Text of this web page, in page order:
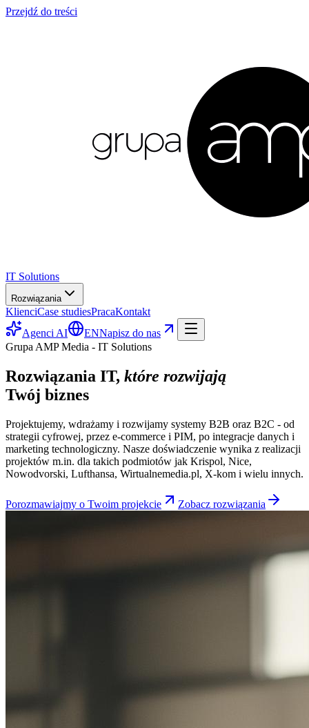
Przejdź do treści
IT Solutions
Rozwiązania
KlienciCase studiesPracaKontakt
Agenci AI
ENNapisz do nas
Grupa AMP Media - IT Solutions
Rozwiązania IT, które rozwijają
Twój biznes
Projektujemy, wdrażamy i rozwijamy systemy B2B oraz B2C - od
strategii cyfrowej, przez e-commerce i PIM, po integracje danych i
marketing technologiczny. Nasze doświadczenie wynika z realizacji
projektów m.in. dla takich podmiotów jak Krispol, Nice,
Nowodvorski, Lufthansa, Wirtualnemedia.pl, X-kom i wielu innych.
Porozmawiajmy o Twoim projekcie Zobacz rozwiązania